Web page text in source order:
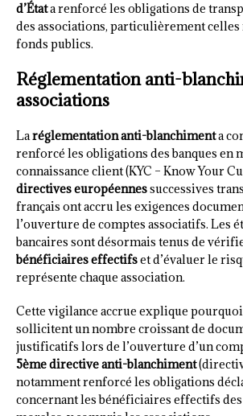
d’Étata renforcé les obligations de
des associations, particulièrement celles
fonds publics.
Réglementation anti-
associations
Laréglementation anti-blanchimenta
renforcé les obligations des banques en
connaissance client (KYC – Know Your
directives européennessuccessives
français ont accru les exigences
l’ouverture de comptes associatifs. Les
bancaires sont désormais tenus de
bénéficiaires effectifset d’évaluer le
représente chaque association.
Cette vigilance accrue explique pourquoi
sollicitent un nombre croissant de
justificatifs lors de l’ouverture d’un
5ème directive anti-blanchiment
notamment renforcé les obligations
concernant les bénéficiaires effectifs